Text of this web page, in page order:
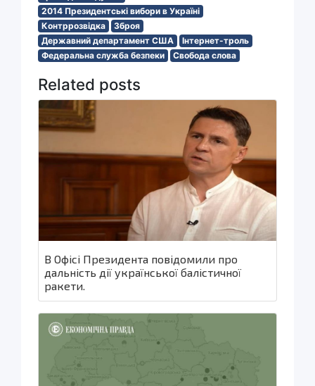
2014 Президентські вибори в Україні
Контррозвідка
Зброя
Державний департамент США
Інтернет-троль
Федеральна служба безпеки
Свобода слова
Related posts
В Офісі Президента повідомили про
дальність дії української балістичної
ракети.